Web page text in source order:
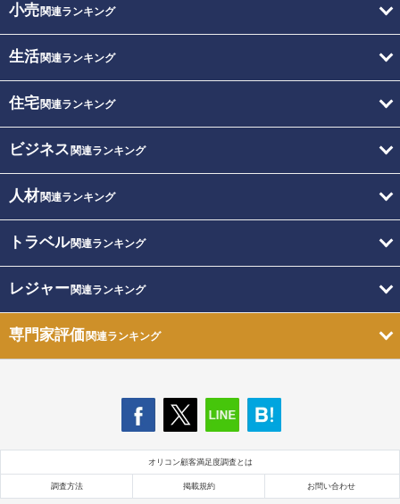
小売関連ランキング
生活関連ランキング
住宅関連ランキング
ビジネス 関連ランキング
人材関連ランキング
トラベル関連ランキング
レジャー関連ランキング
専門家評価関連ランキング
オリコン顧客満足度調査とは
調査方法 掲載規約 お問い合わせ